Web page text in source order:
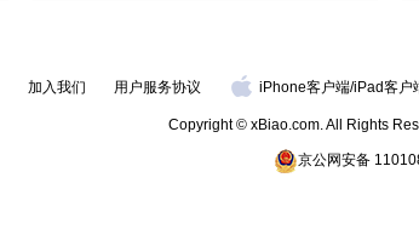
加入我们 用户服务协议 iPhone客户端/iPad客户
Copyright © xBiao.com. All Rights
京公网安备